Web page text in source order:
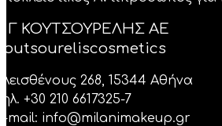
Γ ΚΟΥΤΣΟΥΡΕΛΗΣ ΑΕ
268, 15344 Αθήνα
+30 210 6617325-7
mail: info@milanimakeup.gr